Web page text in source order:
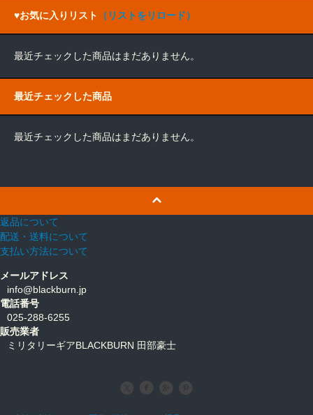
♥お気に入りリスト （リストをリロード）
最近チェックした商品はまだありません。
最近チェックした商品
最近チェックした商品はまだありません。
返品について
配送・送料について
支払い方法について
メールアドレス
info@blackburn.jp
電話番号
025-288-6255
販売業者
ミリタリーギアBLACKBURN 田部豪士